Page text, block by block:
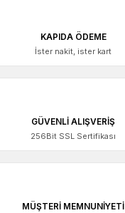
KAPIDA ÖDEME
İster nakit, ister kart
GÜVENLİ ALIŞVERİŞ
256Bit SSL Sertifikası
MÜŞTERİ MEMNUNİYETİ